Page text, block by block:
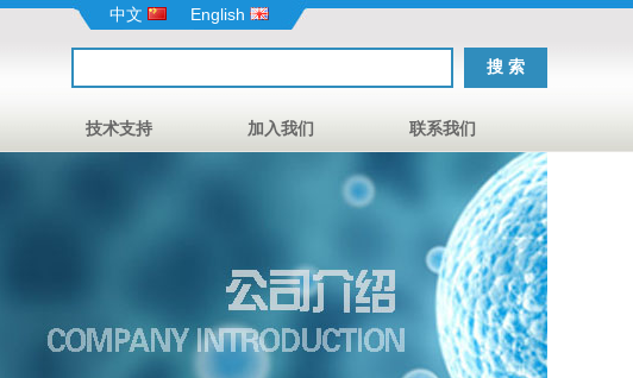
中文 English
技术支持 加入我们 联系我们